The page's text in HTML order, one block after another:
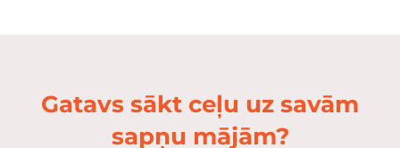
Gatavs sākt ceļu uz savām
sapņu mājām?